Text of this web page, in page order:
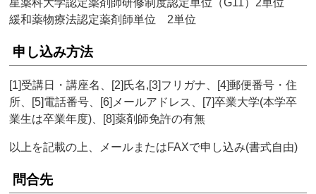
星薬科大学認定薬剤師研修制度認定単位（G11）2単位
緩和薬物療法認定薬剤師単位 2単位
申し込み方法
[1]受講日・講座名、[2]氏名,[3]フリガナ、[4]郵便番号・住
所、[5]電話番号、[6]メールアドレス、[7]卒業大学(本学卒
業生は卒業年度)、[8]薬剤師免許の有無
以上を記載の上、メールまたはFAXで申し込み(書式自由)
問合先